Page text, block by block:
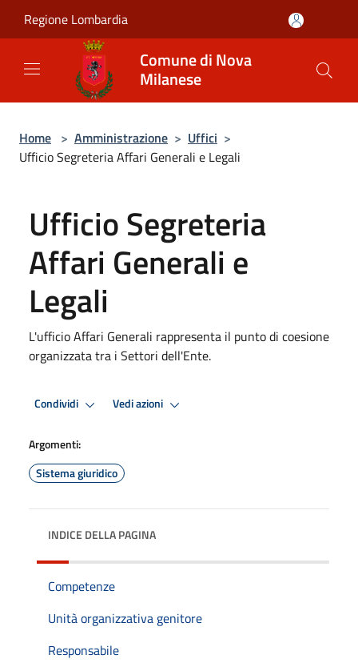
Regione Lombardia
Comune di Nova
Milanese
Home > Amministrazione > Uffici >
Ufficio Segreteria Affari Generali e Legali
Ufficio Segreteria
Affari Generali e
Legali
L'ufficio Affari Generali rappresenta il punto di coesione
organizzata tra i Settori dell'Ente.
Condividi Vedi azioni
Argomenti:
Sistema giuridico
INDICE DELLA PAGINA
Competenze
Unità organizzativa genitore
Responsabile